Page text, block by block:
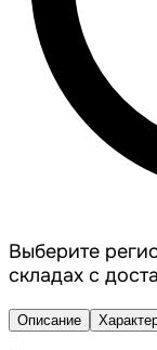
Выберите
складах с
Описание